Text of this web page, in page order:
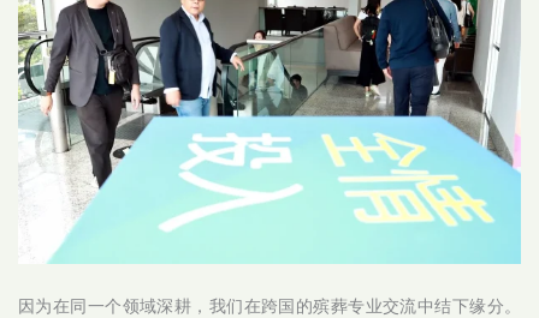
因为在同一个领域深耕，我们在跨国的殡葬专业交流中结下缘分。